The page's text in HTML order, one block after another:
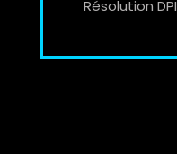
Résolution DPI